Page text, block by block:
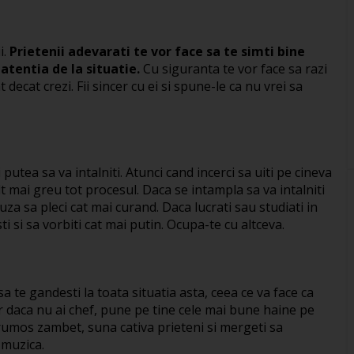
Prietenii adevarati te vor face sa te simti bine
de la situatie. Cu siguranta te vor face sa razi
crezi. Fii sincer cu ei si spune-le ca nu vrei sa
sa va intalniti. Atunci cand incerci sa uiti pe cineva
greu tot procesul. Daca se intampla sa va intalniti
sa pleci cat mai curand. Daca lucrati sau studiati in
si sa vorbiti cat mai putin. Ocupa-te cu altceva.
te gandesti la toata situatia asta, ceea ce va face ca
nu ai chef, pune pe tine cele mai bune haine pe
zambet, suna cativa prieteni si mergeti sa